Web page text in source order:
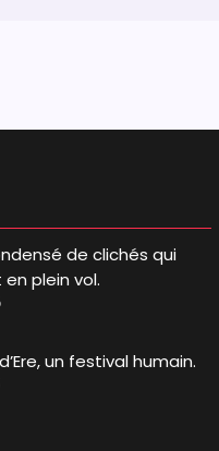
de clichés qui
plein vol.
un festival humain.